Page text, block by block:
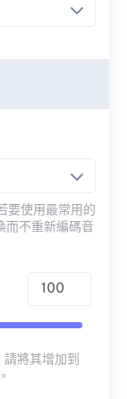
要使用最常用的
而不重新編碼音
將其增加到